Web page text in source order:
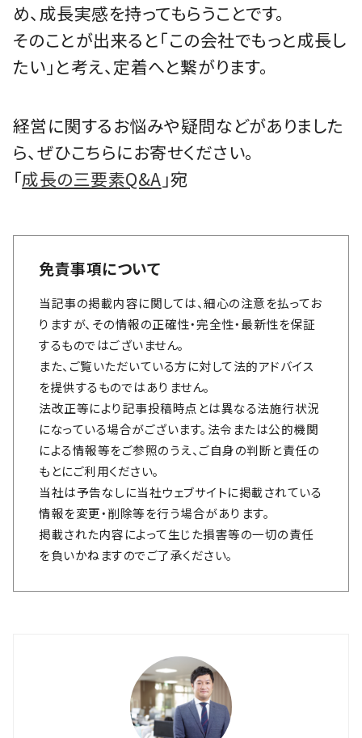
め、成長実感を持ってもらうことです。
そのことが出来ると「この会社でもっと成長し
たい」と考え、定着へと繋がります。
経営に関するお悩みや疑問などがありました
ら、ぜひこちらにお寄せください。
「成長の三要素Q&A 」宛
免責事項について
当記事の掲載内容に関しては、細心の注意を払ってお
りますが、その情報の正確性・完全性・最新性を保証
するものではございません。
また、ご覧いただいている方に対して法的アドバイス
を提供するものではありません。
法改正等により記事投稿時点とは異なる法施行状況
になっている場合がございます。法令または公的機関
による情報等をご参照のうえ、ご自身の判断と責任の
もとにご利用ください。
当社は予告なしに当社ウェブサイトに掲載されている
情報を変更・削除等を行う場合があります。
掲載された内容によって生じた損害等の一切の責任
を負いかねますのでご了承ください。